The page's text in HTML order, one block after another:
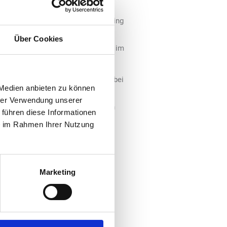
Über Cookies
anbieten zu können
Verwendung unserer
diese Informationen
Rahmen Ihrer Nutzung
Marketing
House in der Raststätte Aurach
dann auch in der Raststätte Greding
mit der
& Rast jetzt an zehn Standorten im
Aurach Süd an der A3 bei
mit Terrasse sowie eine
an den Wänden verleihen
stehen weitere rund 50
über Iced Coffees und
Dezember auch die Gäste der
Kaffeetheke integriert. Davor
an acht Plätzen ihre Pause